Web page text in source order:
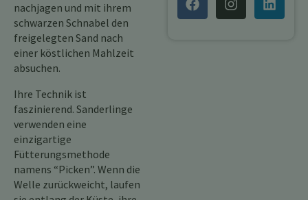
nachjagen und mit ihrem
schwarzen Schnabel den
freigelegten Sand nach
einer köstlichen Mahlzeit
absuchen.
Ihre Technik ist
faszinierend. Sanderlinge
verwenden eine
einzigartige
Fütterungsmethode
namens “Picken”. Wenn die
Welle zurückweicht, laufen